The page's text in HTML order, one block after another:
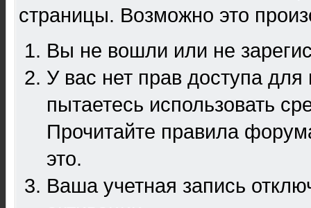
страницы. Возможно это
Вы не вошли или не
У вас нет прав доступа
пытаетесь использовать
Прочитайте правила
это.
Ваша учетная запись